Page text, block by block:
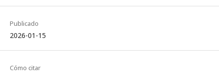
Publicado
2026-01-15
Cómo citar